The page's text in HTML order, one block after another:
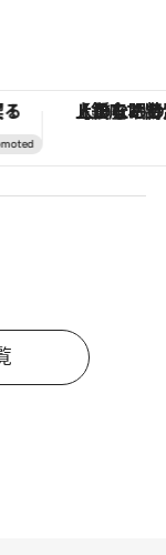
喫！ 【銀座で出合う最旬美容】美髪ケアや上質